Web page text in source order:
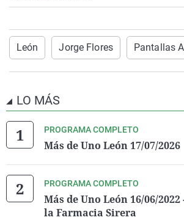
León Jorge Flores Pantallas
LO MÁS
PROGRAMA COMPLETO
Más de Uno León 17/07/2026
PROGRAMA COMPLETO
Más de Uno León 16/06/
la Farmacia Sirera